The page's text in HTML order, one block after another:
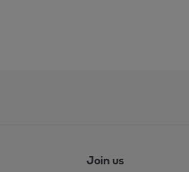
Join us